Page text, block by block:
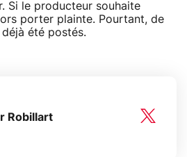
Si le producteur souhaite
porter plainte. Pourtant, de
été postés.
Robillart